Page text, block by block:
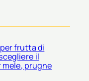
frutta di
il
prugne